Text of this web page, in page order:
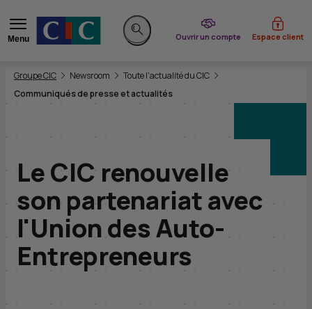
Menu
Rechercher sur le site
Ouvrir un compte
du CIC Espace client
Vous êtes ici:
Groupe CIC Newsroom
Toute l'actualité du CIC
Communiqués de presse et actualités
Le CIC renouvelle
son partenariat avec
l'Union des Auto-
Entrepreneurs